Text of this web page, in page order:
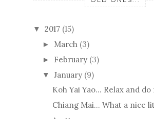
▼ 2017 (15)
► March (3)
► February (3)
▼ January (9)
Koh Yai Yao… Relax and
Chiang Mai… What a nice